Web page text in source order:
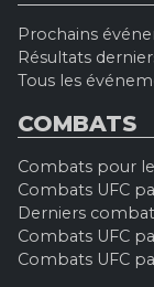
Prochains
Résultats
Tous les
COMBATS
Combats pour
Combats UFC
Derniers
Combats UFC
Combats UFC